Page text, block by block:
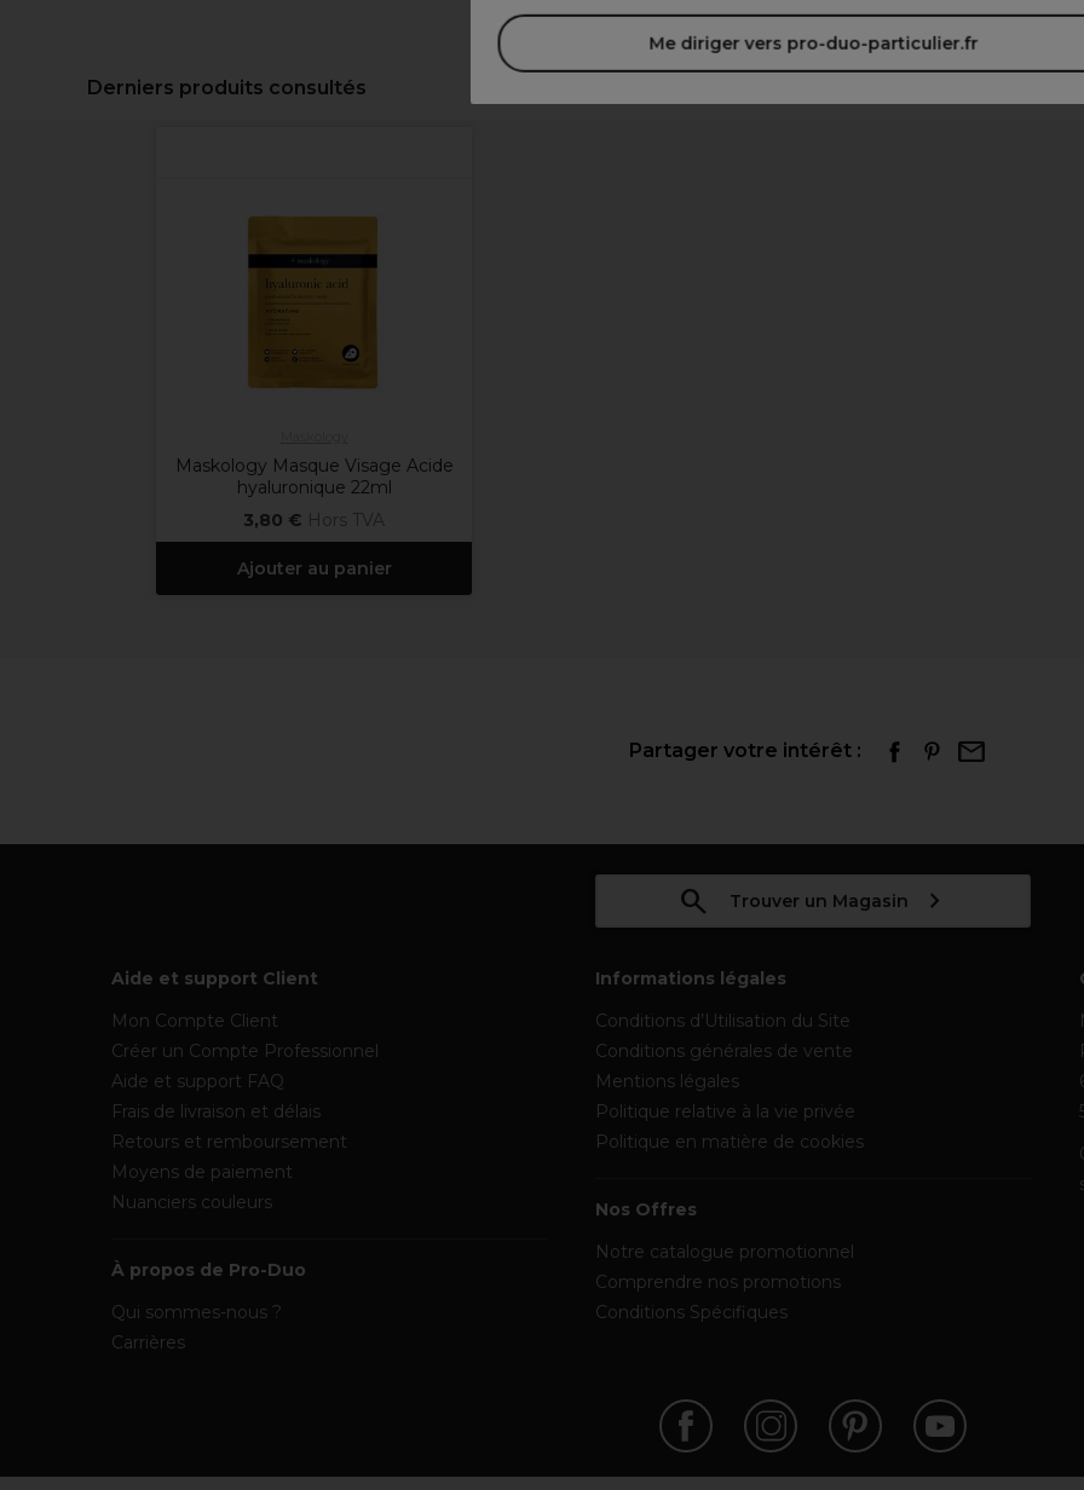
Me diriger vers pro-duo-particulier.fr
Derniers produits consultés
Maskology Masque Visage Acide
hyaluronique 22ml
3,80 € Hors TVA
Ajouter au panier
Partager votre intérêt :
Trouver un Magasin
Aide et support Client
Mon Compte Client
Créer un Compte Professionnel
Aide et support FAQ
Frais de livraison et délais
Retours et remboursement
Moyens de paiement
Nuanciers couleurs
À propos de Pro-Duo
Qui sommes-nous ?
Carrières
Informations légales
Conditions d’Utilisation du Site
Conditions générales de vente
Mentions légales
Politique relative à la vie privée
Politique en matière de cookies
Nos Offres
Notre catalogue promotionnel
Comprendre nos promotions
Conditions Spécifiques